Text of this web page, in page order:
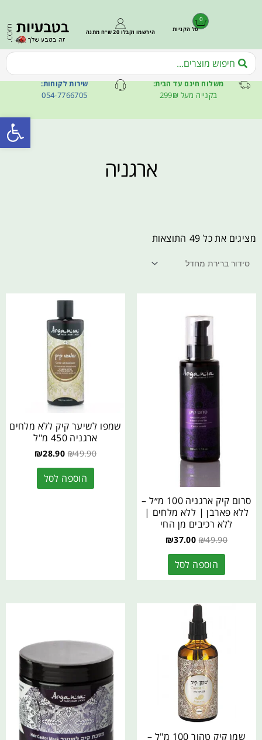
0
סל הקניות הירשמו וקבלו 20 ש״ח מתנה
משלוח חינם עד הבית:
בקנייה מעל 299₪
שירות לקוחות:
054-7766705
ארגניה
מציגים את כל ⁦49⁩ התוצאות
סרום קיק ארגניה 100 מ״ל –
ללא פארבן | ללא מלחים |
ללא רכיבים מן החי
₪49.90
₪37.00
הוספה לסל
שמפו לשיער קיק ללא מלחים
ארגניה 450 מ"ל
₪49.90
₪28.90
הוספה לסל
שמן קיק טהור 100 מ"ל –
פתח